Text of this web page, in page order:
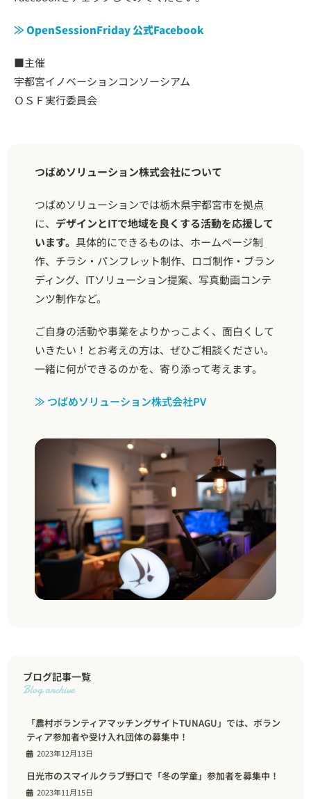
≫ OpenSessionFriday 公式Facebook
■主催
宇都宮イノベーションコンソーシアム
ＯＳＦ実行委員会
つばめソリューション株式会社について
つばめソリューションでは栃木県宇都宮市を拠点
に、 デザインとITで地域を良くする活動を応援して
います。 具体的にできるものは、ホームページ制
作、チラシ・パンフレット制作、ロゴ制作・ブラン
ディング、ITソリューション提案、写真動画コンテ
ンツ制作など。
ご自身の活動や事業をよりかっこよく、面白くして
いきたい！とお考えの方は、ぜひご相談ください。
一緒に何ができるのかを、寄り添って考えます。
≫ つばめソリューション株式会社PV
ブログ記事一覧
Blog archive
「農村ボランティアマッチングサイトTUNAGU」では、ボラン
ティア参加者や受け入れ団体の募集中！
2023年12月13日
日光市のスマイルクラブ野口で「冬の学童」参加者を募集中！
2023年11月15日